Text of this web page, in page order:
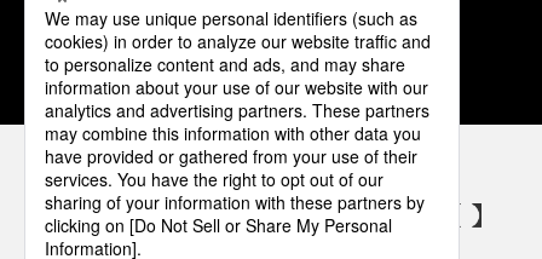
1 2 3 4 5
パナソニックの電気設備 SNSアカウント